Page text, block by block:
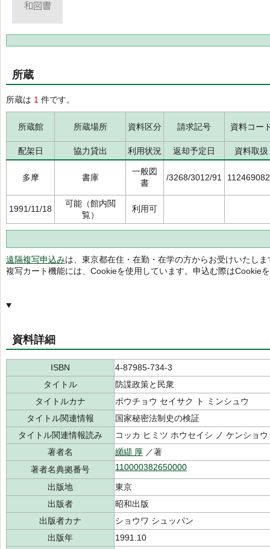
所蔵
所蔵は 1 件です。
所蔵館 所蔵場所 資料区分 請求記号 資料コー
配架日 協力貸出 利用状況 返却予定日 資料取扱
多摩 書庫
一般図
書
/3268/3012/91
1991/11/18
可能（館内閲
覧）
利用可
遠隔複写申込みは、東京都在住・在勤・在学の方からお受けいたしま
複写カート機能には、Cookieを使用しています。申込む際はCookie
資料詳細
ISBN
4-87985-734-3
タイトル
防諜政策と民衆
タイトルカナ
ボウチョウ セイサク ト ミンシュウ
タイトル関連情報
国家秘密法制史の検証
タイトル関連情報読み
コッカ ヒミツ ホウセイシ ノ ケンショウ
著者名
纐纈 厚 ／著
著者名典拠番号
110000382650000
出版地
東京
出版者
昭和出版
出版者カナ
ショウワ シュッパン
出版年
1991.10